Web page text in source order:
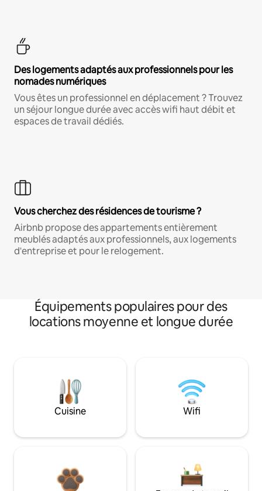
Des logements adaptés aux professionnels pour les
nomades numériques
Vous êtes un professionnel en déplacement ? Trouvez
un séjour longue durée avec accès wifi haut débit et
espaces de travail dédiés.
Vous cherchez des résidences de tourisme ?
Airbnb propose des appartements entièrement
meublés adaptés aux professionnels, aux logements
d'entreprise et pour le relogement.
Équipements populaires pour des
locations moyenne et longue durée
Cuisine Wifi